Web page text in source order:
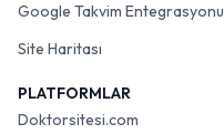
Google Takvim Entegrasyonu
Site Haritası
PLATFORMLAR
Doktorsitesi.com